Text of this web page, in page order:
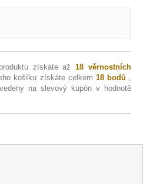
získáte až18 věrnostních
košíku získáte celkem 18bodů ,
na slevový kupón v hodnotě